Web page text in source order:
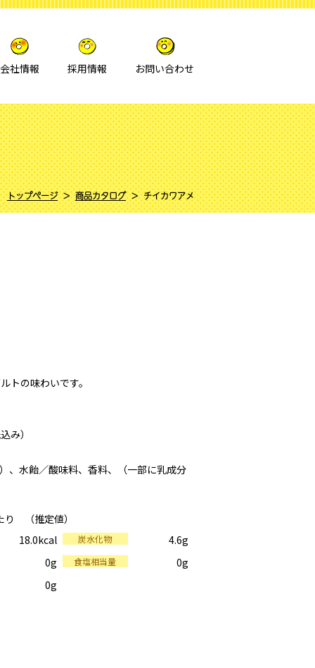
会社情報 採用情報 お問い合わせ
トップページ 商品カタログ チイカワアメ
トの味わいです。
み）
、水飴／酸味料、香料、（一部に乳成分
り （推定値）
18.0kcal
炭水化物
4.6g
0g
食塩相当量
0g
0g